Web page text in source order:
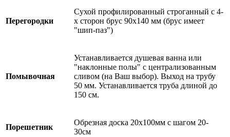
Перегородки
Сухой профилированный строганный с 4-
х сторон брус 90х140 мм (брус имеет
"шип-паз")
Помывочная
Устанавливается душевая ванна или
"наклонные полы" с централизованным
сливом (на Ваш выбор). Выход на трубу
50 мм. Устанавливается труба длиной до
150 см.
Порешетник
Обрезная доска 20х100мм с шагом 20-
30см